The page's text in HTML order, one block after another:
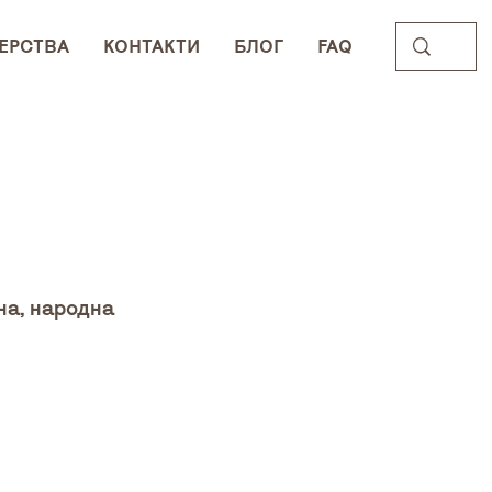
КОНТАКТИ БЛОГ FAQ
народна